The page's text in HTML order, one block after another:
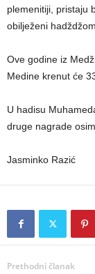
plemenitiji, pristaju
obilježeni hadždžom.
Ove godine iz
Medine krenut će
U hadisu
druge nagrade
Jasminko Razić
Prethodni članak